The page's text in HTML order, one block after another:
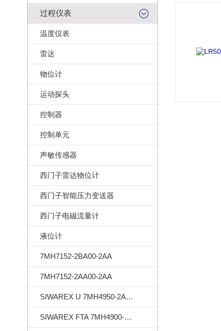
过程仪表
温度仪表
雷达
物位计
运动探头
控制器
控制单元
声敏传感器
西门子雷达物位计
西门子智能压力变送器
西门子电磁流量计
液位计
7MH7152-2BA00-2AA
7MH7152-2AA00-2AA
SIWAREX U 7MH4950-2AA01
SIWAREX FTA 7MH4900-2AA01